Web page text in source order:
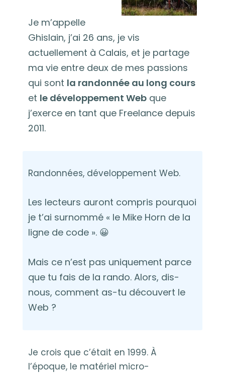
Je m’appelle
Ghislain, j’ai 26 ans, je vis
actuellement à Calais, et je partage
ma vie entre deux de mes passions
qui sont la randonnée au long cours
et le développement Webque
j’exerce en tant que Freelance depuis
2011.
Randonnées, développement Web.
Les lecteurs auront compris pourquoi
je t’ai surnommé « le Mike Horn de la
ligne de code ». 😀
Mais ce n’est pas uniquement parce
que tu fais de la rando. Alors, dis-
nous, comment as-tu découvert le
Web ?
Je crois que c’était en 1999. À
l’époque, le matériel micro-